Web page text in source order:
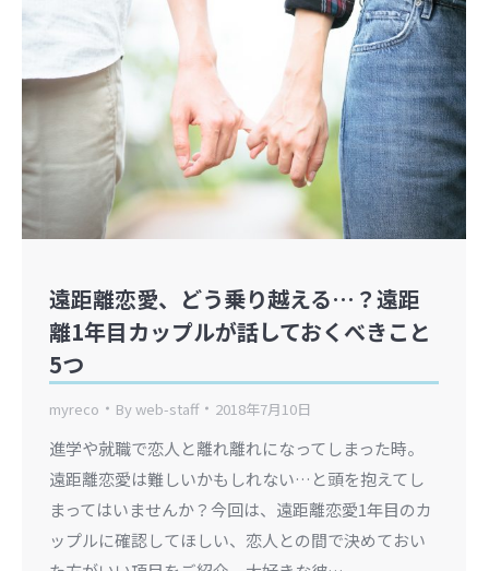
遠距離恋愛、どう乗り越える…？遠距
離1年目カップルが話しておくべきこと
5つ
myreco Byweb-staff 2018年7月10日
進学や就職で恋人と離れ離れになってしまった時。
遠距離恋愛は難しいかもしれない…と頭を抱えてし
まってはいませんか？今回は、遠距離恋愛1年目のカ
ップルに確認してほしい、恋人との間で決めておい